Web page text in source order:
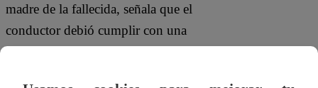
madre de la fallecida, señala que el
conductor debió cumplir con una
detención preliminar mientras continúan